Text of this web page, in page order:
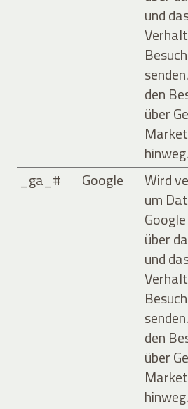
und
den
über
hinweg.
_ga_#
Google
Wird
um
über
und
den
über
hinweg.